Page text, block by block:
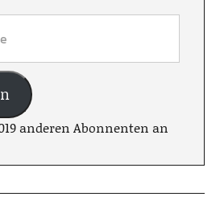
anderen Abonnenten an